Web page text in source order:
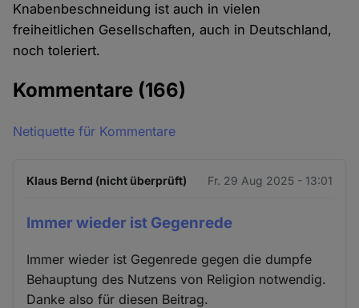
Knabenbeschneidung ist auch in vielen
freiheitlichen Gesellschaften, auch in Deutschland,
noch toleriert.
Kommentare (166)
Netiquette für Kommentare
Klaus Bernd (nicht überprüft) Fr. 29 Aug 2025 - 13:01
Immer wieder ist Gegenrede
Immer wieder ist Gegenrede gegen die dumpfe
Behauptung des Nutzens von Religion notwendig.
Danke also für diesen Beitrag.